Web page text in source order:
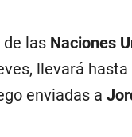
de las Naciones
llevará
enviadas a